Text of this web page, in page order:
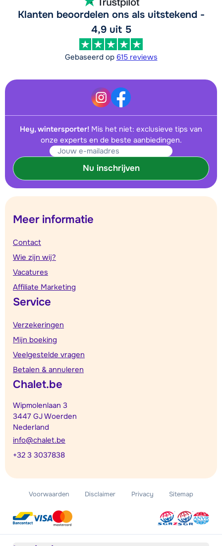
Klanten beoordelen ons als uitstekend -
4,9 uit 5
Gebaseerd op 615 reviews
Hey, wintersporter! Mis het niet: exclusieve tips van
onze experts en de beste aanbiedingen.
Nu inschrijven
Meer informatie
Contact
Wie zijn wij?
Vacatures
Affiliate Marketing
Service
Verzekeringen
Mijn boeking
Veelgestelde vragen
Betalen & annuleren
Chalet.be
Wipmolenlaan 3
3447 GJ Woerden
Nederland
info@chalet.be
+32 3 3037838
Voorwaarden Disclaimer Privacy Sitemap